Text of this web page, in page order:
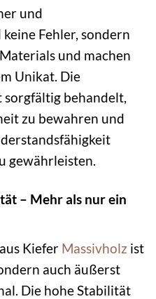
und
Fehler, sondern
und machen
Unikat. Die
sorgfältig behandelt,
zu bewahren und
gewährleisten.
– Mehr als nur ein
Kiefer Massivholz ist
auch äußerst
Die hohe Stabilität